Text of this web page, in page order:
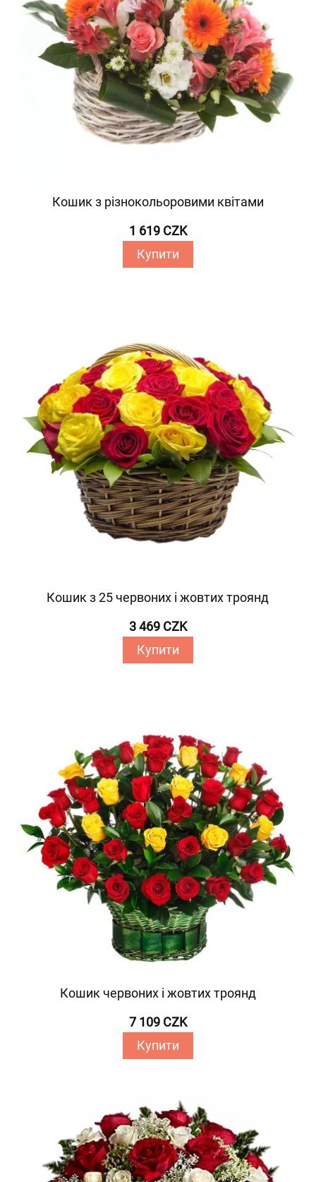
Кошик з різнокольоровими квітами
1 619 CZK
Купити
Кошик з 25 червоних і жовтих троянд
3 469 CZK
Купити
Кошик червоних і жовтих троянд
7 109 CZK
Купити